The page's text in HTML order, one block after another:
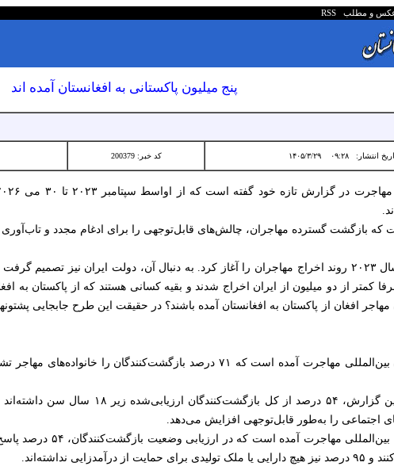
عکس و مطلب RSS
پنج میلیون پاکستانی به افغانستان آمده اند
انتشار:۰۹:۲۸ ۱۴۰۵/۳/۲۹ کد خبر: 200379
که بازگشت گسترده مهاجران، چالش‌های قابل‌توجهی را برای ادغام مجدد و تاب‌آوری
پاکستان از اواخر سال ۲۰۲۳ روند اخراج مهاجران را آغاز کرد. به دنبال آن، دولت ایران نیز
کمتر از دو میلیون از ایران اخراج شدند و بقیه کسانی هستند که از پاکستان به
افغان از پاکستان به افغانستان آمده باشند؟ در حقیقت این طرح جابجایی
همچنین براساس این گزارش، ۵۴ درصد
اجتماعی را به‌طور قابل‌توجهی افزایش می‌دهد.
در گزارش سازمان
نداشته‌اند.